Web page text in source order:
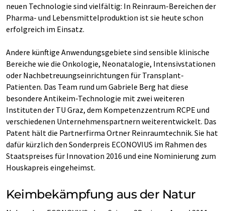
neuen Technologie sind vielfältig: In Reinraum-Bereichen der
Pharma- und Lebensmittelproduktion ist sie heute schon
erfolgreich im Einsatz.
Andere künftige Anwendungsgebiete sind sensible klinische
Bereiche wie die Onkologie, Neonatalogie, Intensivstationen
oder Nachbetreuungseinrichtungen für Transplant-
Patienten. Das Team rund um Gabriele Berg hat diese
besondere Antikeim-Technologie mit zwei weiteren
Instituten der TU Graz, dem Kompetenzzentrum RCPE und
verschiedenen Unternehmenspartnern weiterentwickelt. Das
Patent hält die Partnerfirma Ortner Reinraumtechnik. Sie hat
dafür kürzlich den Sonderpreis ECONOVIUS im Rahmen des
Staatspreises für Innovation 2016 und eine Nominierung zum
Houskapreis eingeheimst.
Keimbekämpfung aus der Natur